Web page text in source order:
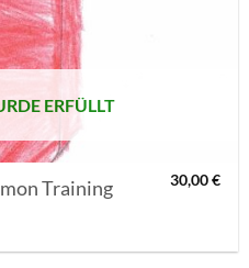
ERFÜLLT
Training
30,00€